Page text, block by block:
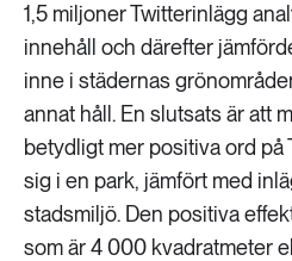
1,5 miljoner Twitterinlägg
innehåll och därefter
inne i städernas
annat håll. En slutsats är att
betydligt mer positiva ord
sig i en park, jämfört med
stadsmiljö. Den positiva
som är 4 000 kvadratmeter